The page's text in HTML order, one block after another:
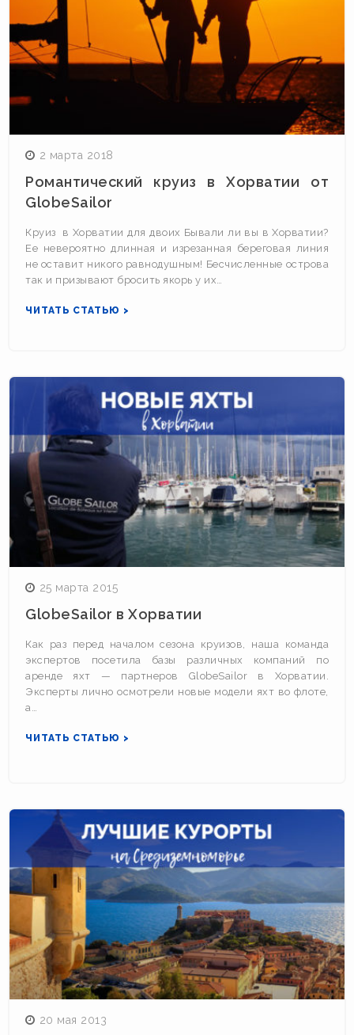
2 марта 2018
Романтический круиз в Хорватии от
GlobeSailor
Круиз в Хорватии для двоих Бывали ли вы в Хорватии?
Ее невероятно длинная и изрезанная береговая линия
не оставит никого равнодушным! Бесчисленные острова
так и призывают бросить якорь у их…
ЧИТАТЬ СТАТЬЮ >
25 марта 2015
GlobeSailor в Хорватии
Как раз перед началом сезона круизов, наша команда
экспертов посетила базы различных компаний по
аренде яхт — партнеров GlobeSailor в Хорватии.
Эксперты лично осмотрели новые модели яхт во флоте,
а…
ЧИТАТЬ СТАТЬЮ >
20 мая 2013